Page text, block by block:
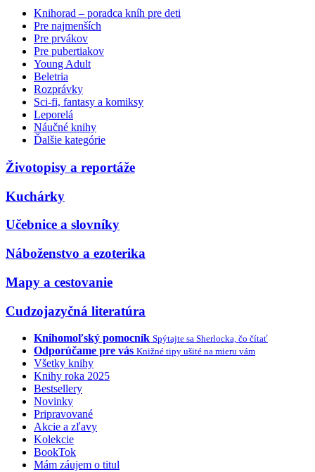
Knihorad – poradca kníh pre deti
Pre najmenších
Pre prvákov
Pre pubertiakov
Young Adult
Beletria
Rozprávky
Sci-fi, fantasy a komiksy
Leporelá
Náučné knihy
Ďalšie kategórie
Životopisy a reportáže
Kuchárky
Učebnice a slovníky
Náboženstvo a ezoterika
Mapy a cestovanie
Cudzojazyčná literatúra
Knihomoľský pomocník Spýtajte sa Sherlocka, čo čítať
Odporúčame pre vás Knižné tipy ušité na mieru vám
Všetky knihy
Knihy roka 2025
Bestsellery
Novinky
Pripravované
Akcie a zľavy
Kolekcie
BookTok
Mám záujem o titul